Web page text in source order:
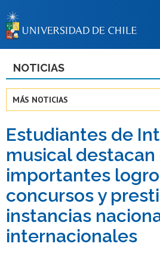
BIBLIOTECAS
Estudiantes
Académicas/
Funcionarias/
Egresadas/os
NOTICIAS
MÁS NOTICIAS
Estudiantes de
musical destacan
importantes
concursos y
instancias
internacionales